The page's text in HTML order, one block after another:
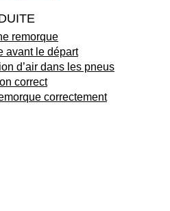
remorque
avant le départ
d’air dans les pneus
correct
correctement